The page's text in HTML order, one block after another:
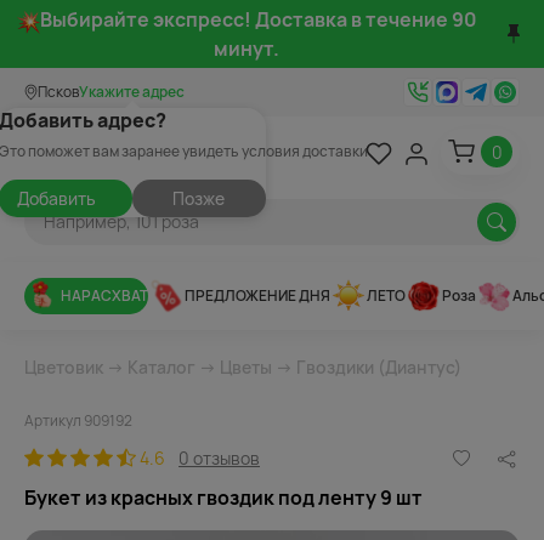
Выбирайте экспресс! Доставка в течение 90
минут.
ПсковУкажите адрес
адрес?
поможет вам заранее увидеть условия доставки
Добавить Позже
0
НАРАСХВАТ ПРЕДЛОЖЕНИЕ ДНЯ ЛЕТО Роза
Цветовик → Каталог → Цветы → Гвоздики (Диантус)
Артикул 909192
4.6 0 отзывов
Букет из красных гвоздик под ленту 9 шт